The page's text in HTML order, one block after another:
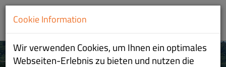
Cookie Information
Wir verwenden Cookies, um Ihnen ein optimales
Webseiten-Erlebnis zu bieten und nutzen die